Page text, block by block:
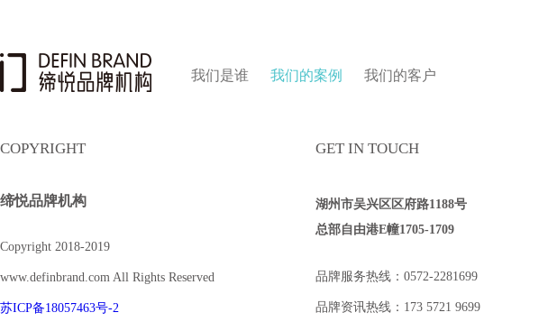
我们是谁 我们的案例 我们的客户
COPYRIGHT
缔悦品牌机构
Copyright 2018-2019
www.definbrand.com All Rights Reserved
苏ICP备18057463号-2
GET IN TOUCH
湖州市吴兴区区府路1188号
总部自由港E幢1705-1709
品牌服务热线：0572-2281699
品牌资讯热线：173 5721 9699